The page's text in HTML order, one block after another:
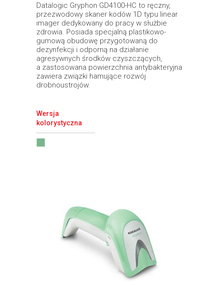
Datalogic Gryphon GD4100-HC to ręczny,
przezwodowy skaner kodów 1D typu linear
imager dedykowany do pracy w służbie
zdrowia. Posiada specjalną plastikowo-
gumową obudowę przygotowaną do
dezynfekcji i odporną na działanie
agresywnych środków czyszczących,
a zastosowana powierzchnia antybakteryjna
zawiera związki hamujące rozwój
drobnoustrojów.
Wersja
kolorystyczna